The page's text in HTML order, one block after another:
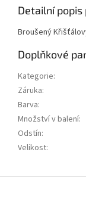
Detailní popis
Broušený
Doplňkové
Kategorie:
Záruka:
Barva:
Množství v balení:
Odstín:
Velikost: